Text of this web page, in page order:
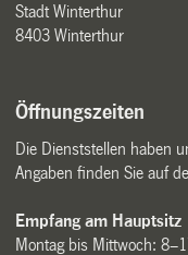
Stadt Winterthur
8403 Winterthur
Öffnungszeiten
Die Dienststellen haben
Angaben finden Sie auf
Empfang am Hauptsitz
Montag bis Mittwoch: